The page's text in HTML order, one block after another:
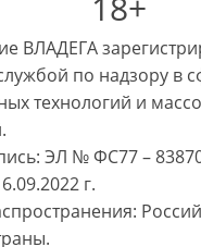
ВЛАДЕГА
по надзору в
технологий и
ЭЛ № ФС77 –
г.